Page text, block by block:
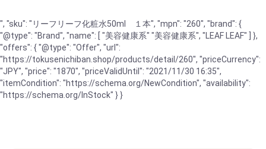
", "sku": "リーフリーフ化粧水50ml １本", "mpn": "260", "brand": {
"@type": "Brand", "name": [ "美容健康系" "美容健康系", "LEAF LEAF" ] },
"offers": { "@type": "Offer", "url":
"https://tokusenichiban.shop/products/detail/260", "priceCurrency":
"JPY", "price": "1870", "priceValidUntil": "2021/11/30 16:35",
"itemCondition": "https://schema.org/NewCondition", "availability":
"https://schema.org/InStock" } }